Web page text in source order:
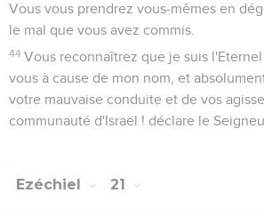
Vous vous prendrez vous-mêmes en
le mal que vous avez commis.
44 Vous reconnaîtrez que je suis
vous à cause de mon nom, et
votre mauvaise conduite et de vos
communauté d'Israël ! déclare le
Ezéchiel 21